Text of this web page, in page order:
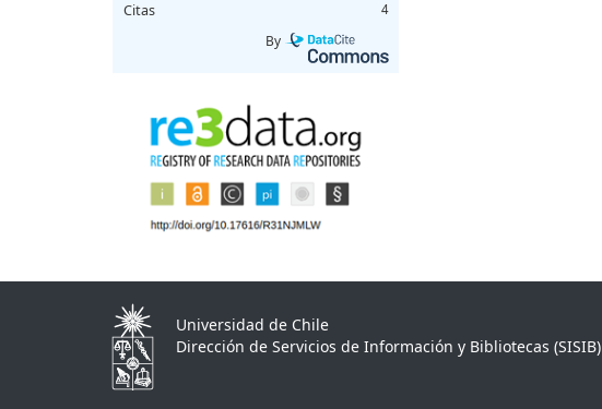
Citas 4
By
Universidad de Chile
Dirección de Servicios de Información y Bibliotecas (SISIB)